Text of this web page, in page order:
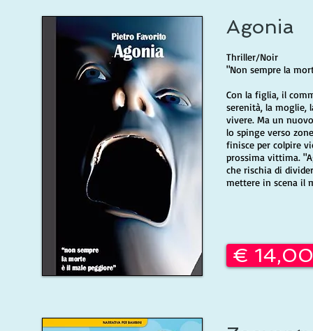
Agonia
Thriller/Noir
"Non sempre la
Con la figlia, il
serenità, la moglie,
vivere. Ma un
lo spinge verso
finisce per colpire
prossima vittima.
che rischia di
mettere in scena il
€